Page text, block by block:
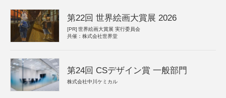
第22回 世界絵画大賞展 2026
[PR] 世界絵画大賞展 実行委員会
共催：株式会社世界堂
第24回 CSデザイン賞 一般部門
株式会社中川ケミカル